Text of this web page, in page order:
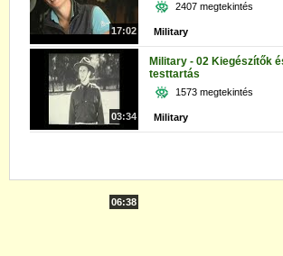
17:02
03:34
2407 megtekintés
Military
06:38
Military - 02 Kiegészítők
testtartás
1573 megtekintés
Military